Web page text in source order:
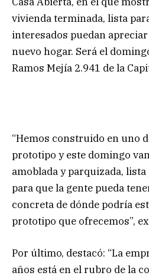
vivienda terminada, lista
interesados puedan
nuevo hogar. Será el
Ramos Mejía 2.941 de la
“Hemos construido en uno
prototipo y este domingo
amoblada y parquizada,
para que la gente pueda
concreta de dónde podría
prototipo que ofrecemos”,
Por último, destacó: “La
años está en el rubro de la